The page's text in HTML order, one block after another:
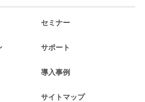
セミナー
サポート
導入事例
サイトマップ